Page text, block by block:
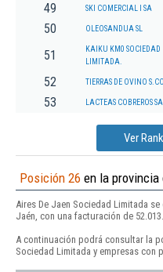
49 SKI COMERCIAL I SA
50 OLEOSANDUA SL
51
KAIKU KM0 SOCIEDAD
LIMITADA.
52 TIERRAS DE OVINO
53 LACTEAS COBREROS SA
Ver
Posición 26 en la provincia
Aires De Jaen Sociedad Limitada
Jaén, con una facturación de
A continuación podrá consultar la
Sociedad Limitada y empresas con